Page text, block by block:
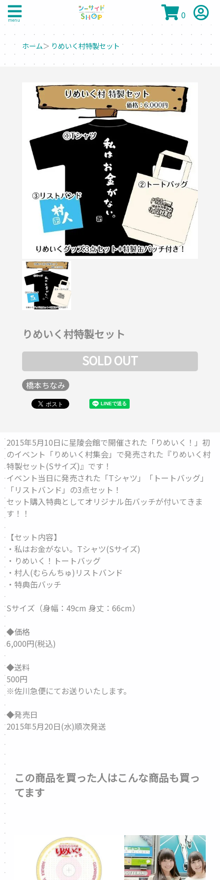
menu 0
ホーム＞ りめいく村特製セット
りめいく村特製セット
SOLD OUT
橋本ちなみ
2015年5月10日に星陵会館で開催された「りめいく！」初
のイベント「りめいく村集会」で発売された『りめいく村
特製セット(Sサイズ)』です！
イベント当日に発売された「Tシャツ」「トートバッグ」
「リストバンド」の3点セット！
セット購入特典としてオリジナル缶バッチが付いてきま
す！！
【セット内容】
・私はお金がない。Tシャツ(Sサイズ)
・りめいく！トートバッグ
・村人(むらんちゅ)リストバンド
・特典缶バッチ
Sサイズ（身幅：49cm 身丈：66cm）
◆価格
6,000円(税込)
◆送料
500円
※佐川急便にてお送りいたします。
◆発売日
2015年5月20日(水)順次発送
この商品を買った人はこんな商品も買っ
てます